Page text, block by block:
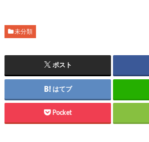
未分類
ポスト
はてブ
Pocket